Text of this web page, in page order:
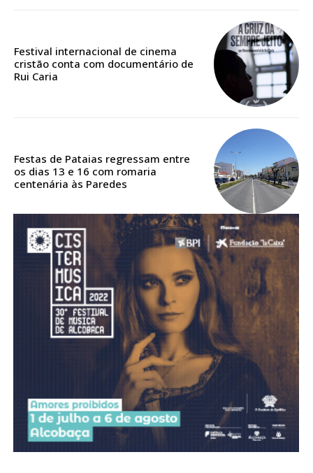
16€
Acesso ao conteúdo online
Acesso aos conteúdos Exclusivos para
assinantes
Ofertas para assinatura anual
Escolha o plano
Festival internacional de cinema
cristão conta com documentário de
Rui Caria
Festas de Pataias regressam entre
os dias 13 e 16 com romaria
centenária às Paredes